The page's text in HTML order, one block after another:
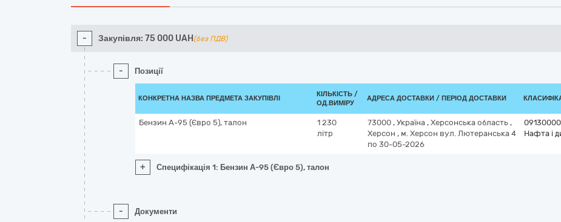
- Закупівля: 75 000 UAH (без ПДВ)
- Позиції
КОНКРЕТНА НАЗВА ПРЕДМЕТА ЗАКУПІВЛІ
КІЛЬКІСТЬ /
ОД.ВИМІРУ
АДРЕСА ДОСТАВКИ / ПЕРІОД ДОСТАВКИ
Бензин А-95 (Євро 5), талон
1 230
літр
73000 , Україна , Херсонська область ,
Херсон , м. Херсон вул. Лютеранська 4
по 30-05-2026
Нафта і
+ Специфікація 1: Бензин А-95 (Євро 5), талон
- Документи